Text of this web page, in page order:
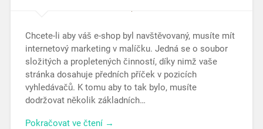
Chcete-li aby váš e-shop byl navštěvovaný, musíte mít
internetový marketing v malíčku. Jedná se o soubor
složitých a propletených činností, díky nimž vaše
stránka dosahuje předních příček v pozicích
vyhledávačů. K tomu aby to tak bylo, musíte
dodržovat několik základních…
Pokračovat ve čtení →